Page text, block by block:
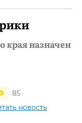
края назначен
85
новость